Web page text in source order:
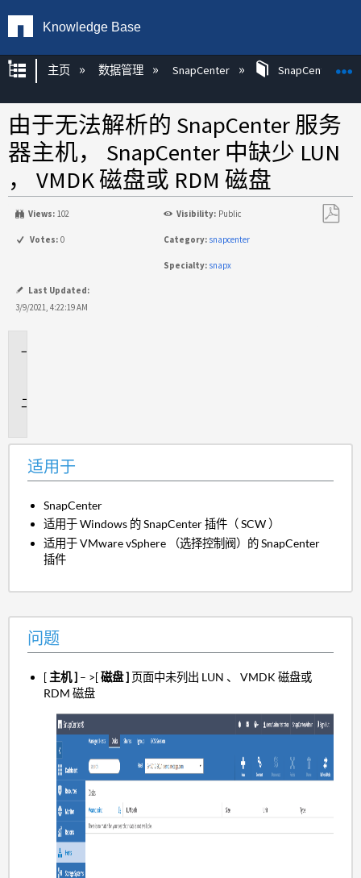
Knowledge Base
扩展/隐缩全局层次
主页 数据管理 SnapCenter SnapCenter知
由于无法解析的 SnapCenter 服务
器主机， SnapCenter 中缺少 LUN
， VMDK 磁盘或 RDM 磁盘
Views: 102 Visibility: Public
Votes: 0 Category: snapcenter
Specialty: snapx
Last Updated:
3/9/2021, 4:22:19 AM
适用于
SnapCenter
适用于 Windows 的 SnapCenter 插件（ SCW ）
适用于 VMware vSphere （选择控制阀）的 SnapCenter
插件
问题
[ 主机 ] – >[磁盘 ] 页面中未列出 LUN 、 VMDK 磁盘或
RDM 磁盘